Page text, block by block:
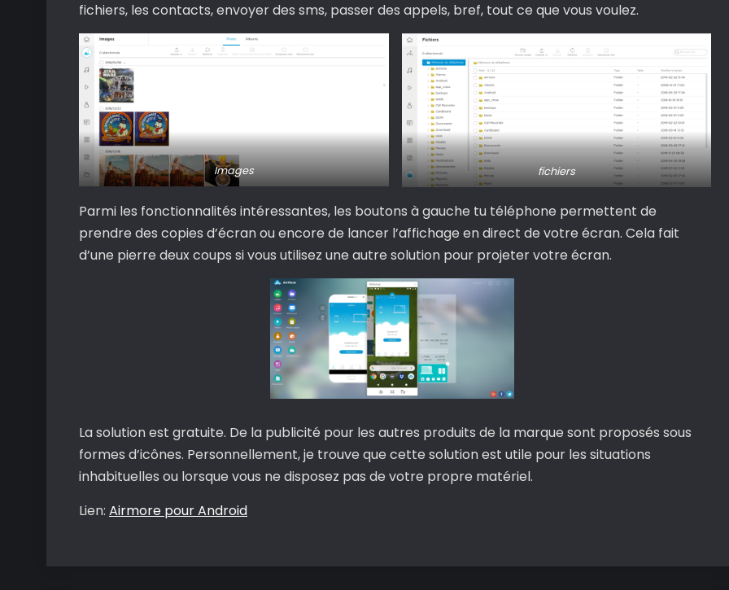
fichiers, les contacts, envoyer des sms, passer des appels, bref, tout ce que vous voulez.
Images fichiers
Parmi les fonctionnalités intéressantes, les boutons à gauche tu téléphone permettent de
prendre des copies d’écran ou encore de lancer l’affichage en direct de votre écran. Cela fait
d’une pierre deux coups si vous utilisez une autre solution pour projeter votre écran.
La solution est gratuite. De la publicité pour les autres produits de la marque sont proposés sous
formes d’icônes. Personnellement, je trouve que cette solution est utile pour les situations
inhabituelles ou lorsque vous ne disposez pas de votre propre matériel.
Lien: Airmore pour Android